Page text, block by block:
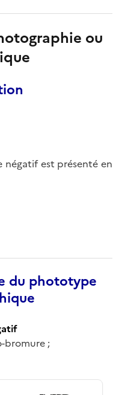
ou
négatif est présenté en
du phototype
bromure ;